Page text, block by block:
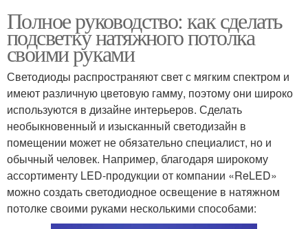
Полное руководство: как сделать
подсветку натяжного потолка
своими руками
Светодиоды распространяют свет с мягким спектром и
имеют различную цветовую гамму, поэтому они широко
используются в дизайне интерьеров. Сделать
необыкновенный и изысканный светодизайн в
помещении может не обязательно специалист, но и
обычный человек. Например, благодаря широкому
ассортименту LED-продукции от компании «ReLED»
можно создать светодиодное освещение в натяжном
потолке своими руками несколькими способами: